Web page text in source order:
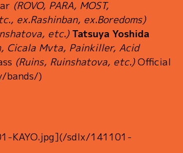
(ROVO, PARA, MOST,
ex.Rashinban, ex.Boredoms)
etc.) Tatsuya Yoshida
Cicala Mvta, Painkiller, Acid
(Ruins, Ruinshatova, etc.)Official
bands/)
KAYO.jpg](/sdlx/141101-